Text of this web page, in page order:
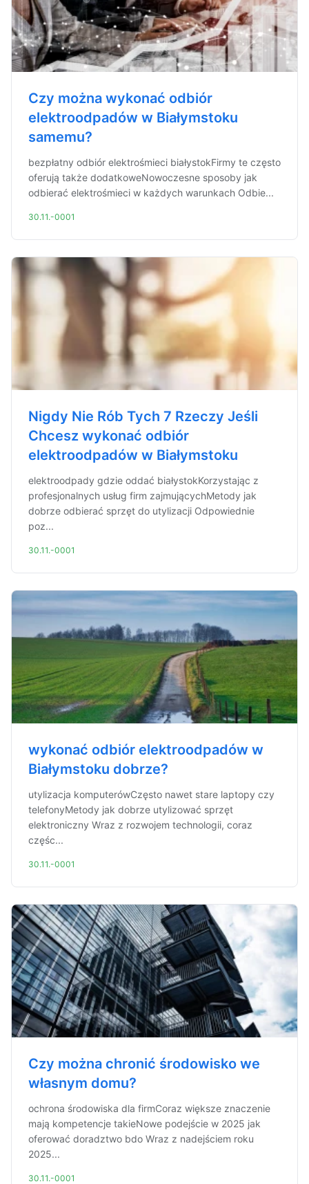
Czy można wykonać odbiór
elektroodpadów w Białymstoku
samemu?
bezpłatny odbiór elektrośmieci białystokFirmy te często
oferują także dodatkoweNowoczesne sposoby jak
odbierać elektrośmieci w każdych warunkach Odbie...
30.11.-0001
Nigdy Nie Rób Tych 7 Rzeczy Jeśli
Chcesz wykonać odbiór
elektroodpadów w Białymstoku
elektroodpady gdzie oddać białystokKorzystając z
profesjonalnych usług firm zajmującychMetody jak
dobrze odbierać sprzęt do utylizacji Odpowiednie
poz...
30.11.-0001
wykonać odbiór elektroodpadów w
Białymstoku dobrze?
utylizacja komputerówCzęsto nawet stare laptopy czy
telefonyMetody jak dobrze utylizować sprzęt
elektroniczny Wraz z rozwojem technologii, coraz
częśc...
30.11.-0001
Czy można chronić środowisko we
własnym domu?
ochrona środowiska dla firmCoraz większe znaczenie
mają kompetencje takieNowe podejście w 2025 jak
oferować doradztwo bdo Wraz z nadejściem roku
2025...
30.11.-0001